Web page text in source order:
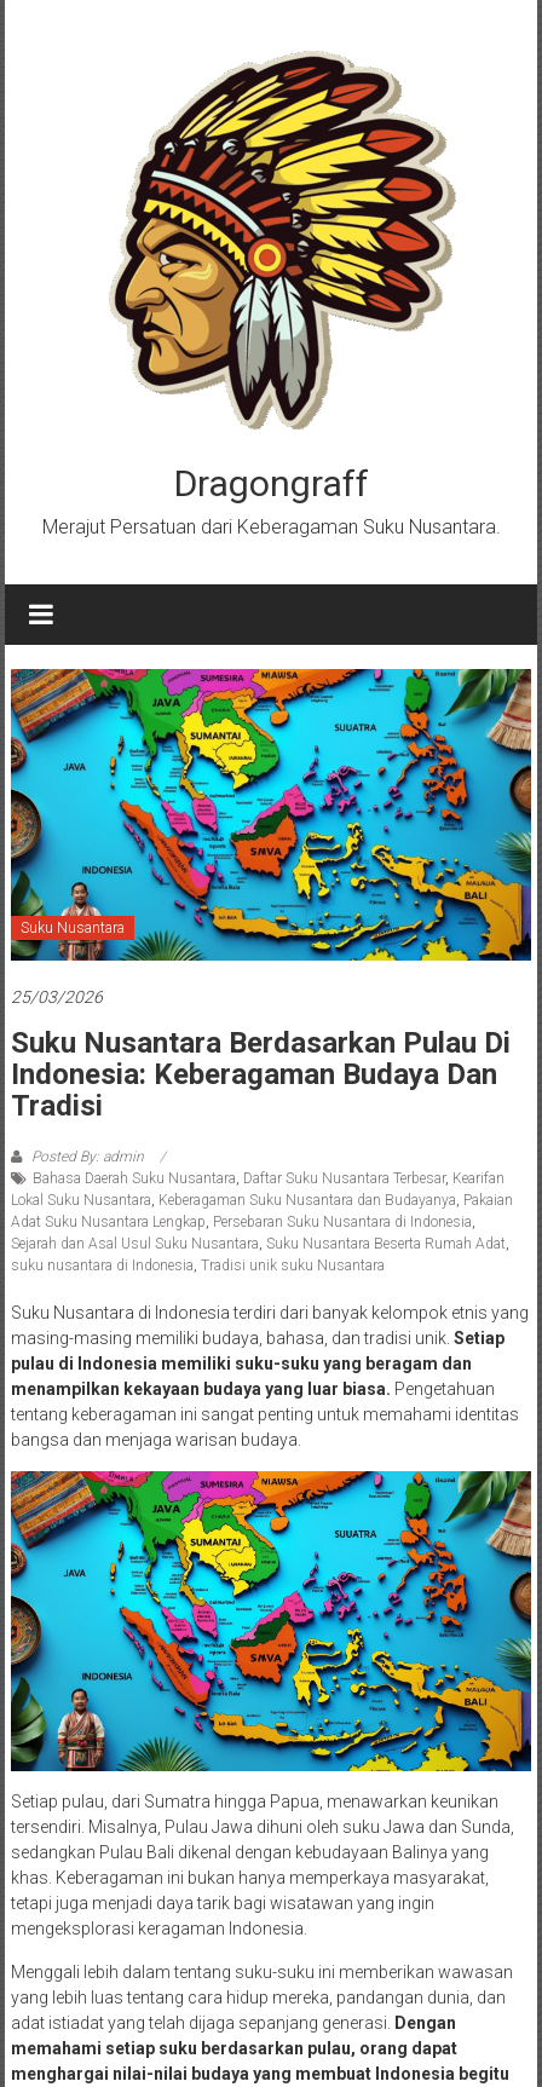
Dragongraff
Merajut Persatuan dari Keberagaman Suku Nusantara.
Suku Nusantara
25/03/2026
Suku Nusantara Berdasarkan Pulau Di
Indonesia: Keberagaman Budaya Dan
Tradisi
Posted By: admin
Bahasa Daerah Suku Nusantara Daftar Suku Nusantara Terbesar, Kearifan
Lokal Suku Nusantara Keberagaman Suku Nusantara dan Budayanya Pakaian
Adat Suku Nusantara Lengkap Persebaran Suku Nusantara di Indonesia
Sejarah dan Asal Usul Suku Nusantara Suku Nusantara Beserta Rumah Adat
suku nusantara di Indonesia Tradisi unik suku Nusantara
Suku Nusantara di Indonesia terdiri dari banyak kelompok etnis yang
masing-masing memiliki budaya, bahasa, dan tradisi unik. Setiap
pulau di Indonesia memiliki suku-suku yang beragam dan
menampilkan kekayaan budaya yang luar biasa. Pengetahuan
tentang keberagaman ini sangat penting untuk memahami identitas
bangsa dan menjaga warisan budaya.
Setiap pulau, dari Sumatra hingga Papua, menawarkan keunikan
tersendiri. Misalnya, Pulau Jawa dihuni oleh suku Jawa dan Sunda,
sedangkan Pulau Bali dikenal dengan kebudayaan Balinya yang
khas. Keberagaman ini bukan hanya memperkaya masyarakat,
tetapi juga menjadi daya tarik bagi wisatawan yang ingin
mengeksplorasi keragaman Indonesia.
Menggali lebih dalam tentang suku-suku ini memberikan wawasan
yang lebih luas tentang cara hidup mereka, pandangan dunia, dan
adat istiadat yang telah dijaga sepanjang generasi. Dengan
memahami setiap suku berdasarkan pulau, orang dapat
menghargai nilai-nilai budaya yang membuat Indonesia begitu